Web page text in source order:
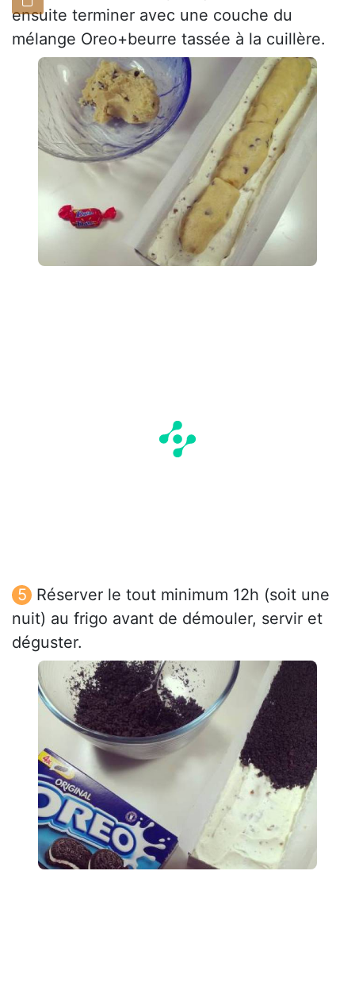
ensuite terminer avec une couche du
mélange Oreo+beurre tassée à la cuillère.
Réserver le tout minimum 12h (soit une
nuit) au frigo avant de démouler, servir et
déguster.